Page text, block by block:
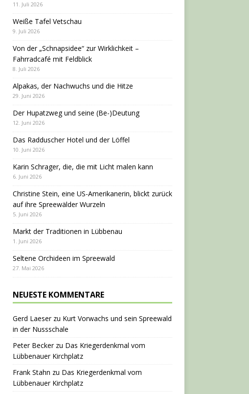
11. Juli 2026
Weiße Tafel Vetschau
9. Juli 2026
Von der „Schnapsidee“ zur Wirklichkeit –
Fahrradcafé mit Feldblick
8. Juli 2026
Alpakas, der Nachwuchs und die Hitze
29. Juni 2026
Der Hupatzweg und seine (Be-)Deutung
12. Juni 2026
Das Radduscher Hotel und der Löffel
10. Juni 2026
Karin Schrager, die, die mit Licht malen kann
6. Juni 2026
Christine Stein, eine US-Amerikanerin, blickt zurück
auf ihre Spreewälder Wurzeln
5. Juni 2026
Markt der Traditionen in Lübbenau
1. Juni 2026
Seltene Orchideen im Spreewald
27. Mai 2026
NEUESTE KOMMENTARE
Gerd Laeserzu Kurt Vorwachs und sein Spreewald
in der Nussschale
Peter Beckerzu Das Kriegerdenkmal vom
Lübbenauer Kirchplatz
Frank Stahn zu Das Kriegerdenkmal vom
Lübbenauer Kirchplatz